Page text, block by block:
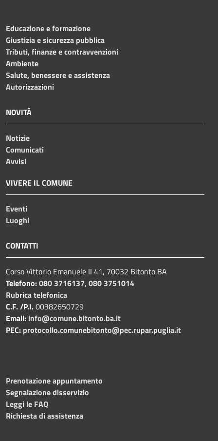
Educazione e formazione
Giustizia e sicurezza pubblica
Tributi, finanze e contravvenzioni
Ambiente
Salute, benessere e assistenza
Autorizzazioni
NOVITÀ
Notizie
Comunicati
Avvisi
VIVERE IL COMUNE
Eventi
Luoghi
CONTATTI
Corso Vittorio Emanuele II 41, 70032 Bitonto BA
Telefono:080 3716137, 080 3751014
Rubrica telefonica
C.F. /P.I.00382650729
Email: info@comune.bitonto.ba.it
PEC: protocollo.comunebitonto@pec.rupar.puglia.it
Prenotazione appuntamento
Segnalazione disservizio
Leggi le FAQ
Richiesta di assistenza